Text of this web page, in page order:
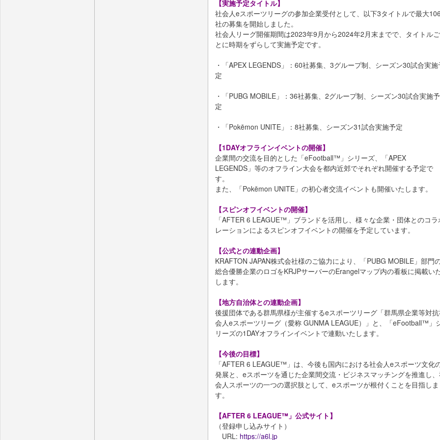
【実施予定タイトル】
社会人eスポーツリーグの参加企業受付として、以下3タイトルで最大106
社の募集を開始しました。
社会人リーグ開催期間は2023年9月から2024年2月末までで、タイトルご
とに時期をずらして実施予定です。
・「APEX LEGENDS」：60社募集、3グループ制、シーズン30試合実施
定
・「PUBG MOBILE」：36社募集、2グループ制、シーズン30試合実施予
定
・「Pokēmon UNITE」：8社募集、シーズン31試合実施予定
【1DAYオフラインイベントの開催】
企業間の交流を目的とした「eFootball™」シリーズ、「APEX
LEGENDS」等のオフライン大会を都内近郊でそれぞれ開催する予定で
す。
また、「Pokēmon UNITE」の初心者交流イベントも開催いたします。
【スピンオフイベントの開催】
「AFTER 6 LEAGUE™」ブランドを活用し、様々な企業・団体とのコラ
レーションによるスピンオフイベントの開催を予定しています。
【公式との連動企画】
KRAFTON JAPAN株式会社様のご協力により、「PUBG MOBILE」部門
総合優勝企業のロゴをKRJPサーバーのErangelマップ内の看板に掲載い
します。
【地方自治体との連動企画】
後援団体である群馬県様が主催するeスポーツリーグ「群馬県企業等対
会人eスポーツリーグ（愛称 GUNMA LEAGUE）」と、「eFootball™」
リーズの1DAYオフラインイベントで連動いたします。
【今後の目標】
「AFTER 6 LEAGUE™」は、今後も国内における社会人eスポーツ文化
発展と、eスポーツを通じた企業間交流・ビジネスマッチングを推進し
会人スポーツの一つの選択肢として、eスポーツが根付くことを目指しま
す。
【AFTER 6 LEAGUE™」公式サイト】
（登録申し込みサイト）
URL: https://a6l.jp